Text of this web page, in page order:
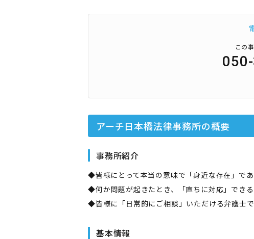
この
アーチ日本橋法律事務所の概要
事務所紹介
◆皆様にとって本当の意味で「身近な存在」であ
◆何か問題が起きたとき、「直ちに対応」できる
◆皆様に「日常的にご相談」いただける弁護士で
基本情報